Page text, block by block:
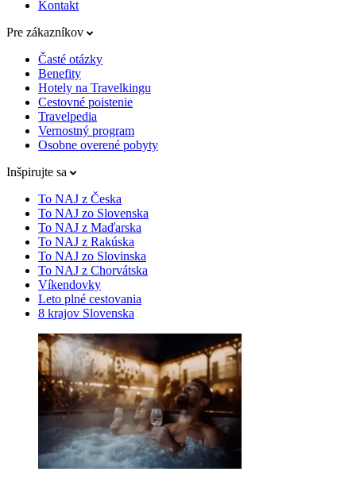
Kontakt
Pre zákazníkov
Časté otázky
Benefity
Hotely na Travelkingu
Cestovné poistenie
Travelpedia
Vernostný program
Osobne overené pobyty
Inšpirujte sa
To NAJ z Česka
To NAJ zo Slovenska
To NAJ z Maďarska
To NAJ z Rakúska
To NAJ zo Slovinska
To NAJ z Chorvátska
Víkendovky
Leto plné cestovania
8 krajov Slovenska